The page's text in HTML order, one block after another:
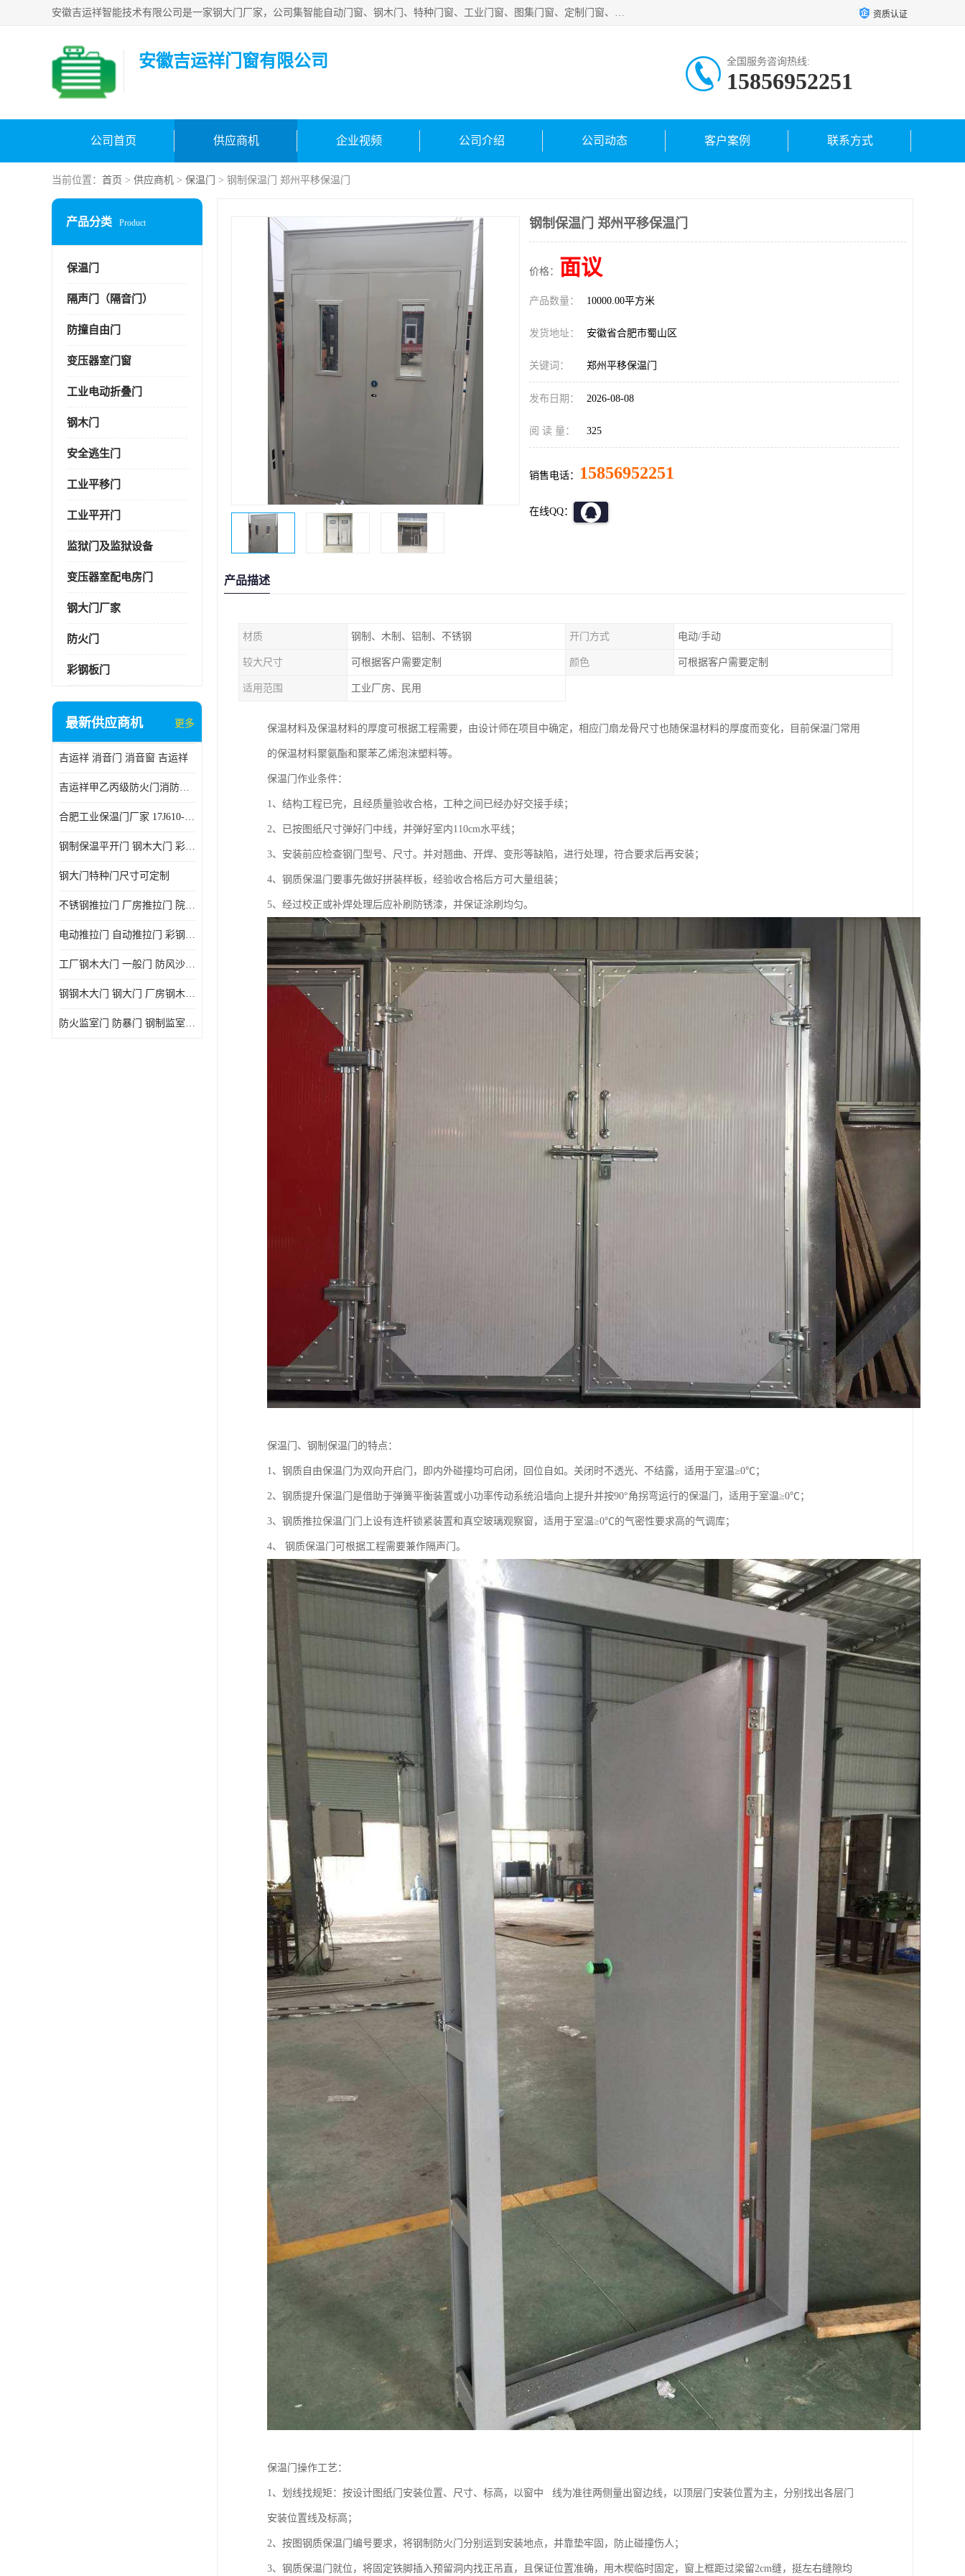
安徽吉运祥智能技术有限公司是一家钢大门厂家，公司集智能自动门窗、钢木门、特种门窗、工业门窗、图集门窗、定制门窗、非标门窗等通道产品的研发设计、制作、安装于一体的综合性、性高新技术企业。 资质认证
安徽吉运祥门窗有限公司 全国服务咨询热线:
15856952251
公司首页 供应商机 企业视频 公司介绍 公司动态 客户案例 联系方式
当前位置： 首页 > 供应商机 > 保温门 > 钢制保温门 郑州平移保温门
产品分类 Product
保温门
隔声门（隔音门）
防撞自由门
变压器室门窗
工业电动折叠门
钢木门
安全逃生门
工业平移门
工业平开门
监狱门及监狱设备
变压器室配电房门
钢大门厂家
防火门
彩钢板门
最新供应商机 更多
吉运祥 消音门 消音窗 吉运祥
吉运祥甲乙丙级防火门消防门一门一证
合肥工业保温门厂家 17J610-1保温门
钢制保温平开门 钢木大门 彩钢复合板门
钢大门特种门尺寸可定制
不锈钢推拉门 厂房推拉门 院墙推拉门 工业电动推拉门
电动推拉门 自动推拉门 彩钢板推拉门 夹芯板推拉门
工厂钢木大门 一般门 防风沙 风砂）门 防严寒门
钢钢木大门 钢大门 厂房钢木大门 高铁站钢木大门
防火监室门 防暴门 钢制监室门 报警监舍门
钢制保温门 郑州平移保温门
价格： 面议
产品数量： 10000.00平方米
发货地址： 安徽省合肥市蜀山区
关键词： 郑州平移保温门
发布日期： 2026-08-08
阅 读 量： 325
销售电话： 15856952251
在线QQ：
产品描述
材质 钢制、木制、铝制、不锈钢 开门方式 电动/手动
较大尺寸 可根据客户需要定制 颜色 可根据客户需要定制
适用范围 工业厂房、民用
保温材料及保温材料的厚度可根据工程需要，由设计师在项目中确定，相应门扇龙骨尺寸也随保温材料的厚度而变化，目前保温门常用
的保温材料聚氨酯和聚苯乙烯泡沫塑料等。
保温门作业条件：
1、结构工程已完，且经质量验收合格，工种之间已经办好交接手续；
2、已按图纸尺寸弹好门中线，并弹好室内110cm水平线；
3、安装前应检查钢门型号、尺寸。并对翘曲、开焊、变形等缺陷，进行处理，符合要求后再安装；
4、钢质保温门要事先做好拼装样板，经验收合格后方可大量组装；
5、经过校正或补焊处理后应补刷防锈漆，并保证涂刷均匀。
保温门、钢制保温门的特点：
1、钢质自由保温门为双向开启门，即内外碰撞均可启闭，回位自如。关闭时不透光、不结露，适用于室温≥0℃；
2、钢质提升保温门是借助于弹簧平衡装置或小功率传动系统沿墙向上提升并按90°角拐弯运行的保温门，适用于室温≥0℃；
3、钢质推拉保温门门上设有连杆锁紧装置和真空玻璃观察窗，适用于室温≥0℃的气密性要求高的气调库；
4、 钢质保温门可根据工程需要兼作隔声门。
保温门操作工艺：
1、划线找规矩：按设计图纸门安装位置、尺寸、标高，以窗中 线为准往两侧量出窗边线，以顶层门安装位置为主，分别找出各层门
安装位置线及标高；
2、按图钢质保温门编号要求，将钢制防火门分别运到安装地点，并靠垫牢固，防止碰撞伤人；
3、钢质保温门就位，将固定铁脚插入预留洞内找正吊直，且保证位置准确，用木楔临时固定，窗上框距过梁留2cm缝，挺左右缝隙均